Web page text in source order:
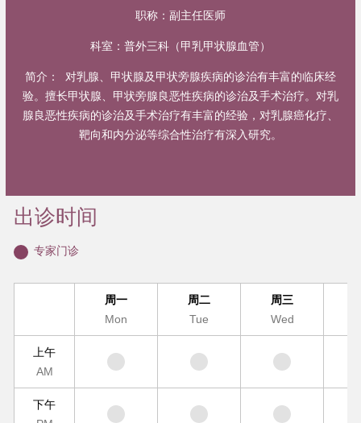
职称： 副主任医师
科室： 普外三科（甲乳甲状腺血管）
简介：
对乳腺、甲状腺及甲状旁腺疾病的诊治有丰富的临床经
验。擅长甲状腺、甲状旁腺良恶性疾病的诊治及手术治疗。对乳
腺良恶性疾病的诊治及手术治疗有丰富的经验，对乳腺癌化疗、
靶向和内分泌等综合性治疗有深入研究。
出诊时间
专家门诊
周一
Mon
周二
Tue
周三
Wed
上午
AM
下午